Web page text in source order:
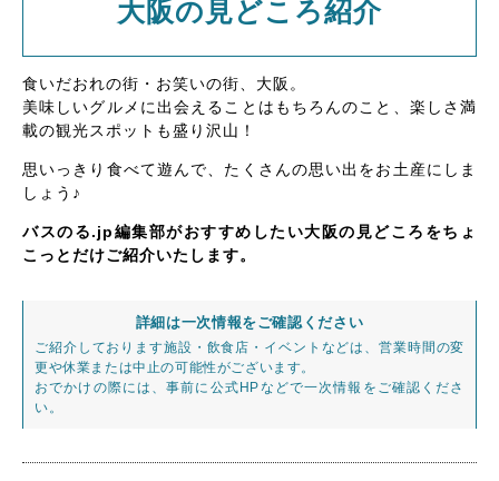
大阪の見どころ紹介
食いだおれの街・お笑いの街、大阪。
美味しいグルメに出会えることはもちろんのこと、楽しさ満
載の観光スポットも盛り沢山！
思いっきり食べて遊んで、たくさんの思い出をお土産にしま
しょう♪
バスのる.jp編集部がおすすめしたい大阪の見どころをちょ
こっとだけご紹介いたします。
詳細は一次情報をご確認ください
ご紹介しております施設・飲食店・イベントなどは、営業時間の変
更や休業または中止の可能性がございます。
おでかけの際には、事前に公式HPなどで一次情報をご確認くださ
い。